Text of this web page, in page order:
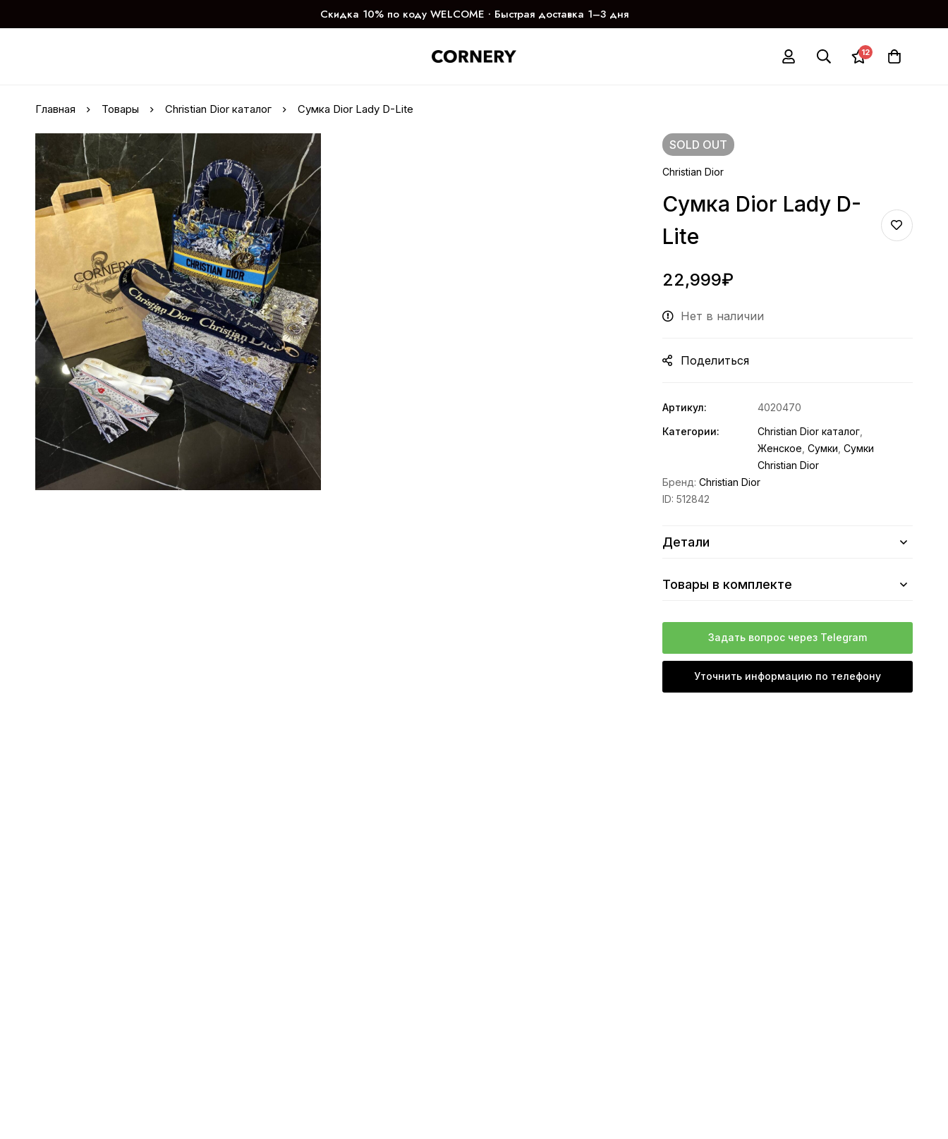
Скидка 10% по коду WELCOME ∙ Быстрая доставка 1–3 дня
12
Главная Товары Christian Dior каталог Сумка Dior Lady D-Lite
SOLD OUT
Christian Dior
Сумка Dior Lady D-
Lite
22,999₽
Нет в наличии
Поделиться
Артикул:
4020470
Категории:
Christian Dior каталог
Женское ,Сумки ,Сумки
Christian Dior
Бренд:Christian Dior
ID:512842
Детали
Товары в комплекте
Задать вопрос через Telegram
Уточнить информацию по телефону